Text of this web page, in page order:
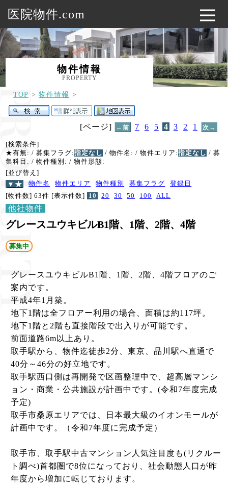
医院物件.com
物件情報
PROPERTY
TOP 物件情報
[ページ] ←前 7 6 5 4 3 2 1 次→
[検索条件]
★有無: / 募集フラグ:指定なし / 物件名: / 物件エリア:指定なし / 募
集科目: / 物件種別: / 物件形態:
[並び替え]
▼★ 物件名 物件エリア 物件種別 募集フラグ
登録日
[物件数] 63件 [表示件数] 10 20 30 50 100 ALL
他社物件
グレースユウキビルB1階、1階、2階、4階
募集中
グレースユウキビルB1階、1階、2階、4階フロアのご
案内です。
平成4年1月築。
地下1階は全フロアー利用の場合、面積は約117坪。
地下1階と2階も直接階段で出入りが可能です。
前面道路6m以上あり。
取手駅から、物件迄徒歩2分、東京、品川駅へ直通で
40分～46分の好立地です。
取手駅西口側は再開発で区画整理中で、超高層マンシ
ョン・商業・公共施設が計画中です。(令和7年度完成
予定)
取手市桑原エリアでは、日本最大級のイオンモールが
計画中です。（令和7年度に完成予定）
取手市、取手駅中古マンション人気注目度も(リクルー
ト調べ)首都圏で8位になっており、社会動態人口が昨
年度から増加に転じております。